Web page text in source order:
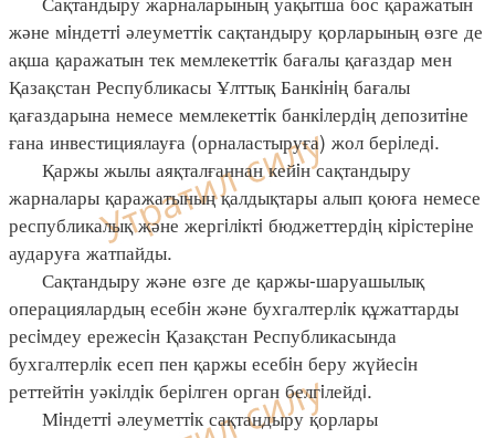
және мiндеттi әлеуметтiк сақтандыру қорларының өзге де
ақша қаражатын тек мемлекеттiк бағалы қағаздар мен
Қазақстан Республикасы Ұлттық Банкiнiң бағалы
қағаздарына немесе мемлекеттiк банкiлердiң депозитiне
ғана инвестициялауға (орналастыруға) жол берiледi.
Қаржы жылы аяқталғаннан кейiн сақтандыру
жарналары қаражатының қалдықтары алып қоюға немесе
республикалық және жергiлiктi бюджеттердiң кiрiстерiне
аударуға жатпайды.
Сақтандыру және өзге де қаржы-шаруашылық
операциялардың есебiн және бухгалтерлiк құжаттарды
ресiмдеу ережесiн Қазақстан Республикасында
бухгалтерлiк есеп пен қаржы есебiн беру жүйесiн
реттейтiн уәкiлдiк берiлген орган белгiлейдi.
Мiндеттi әлеуметтiк сақтандыру қорлары